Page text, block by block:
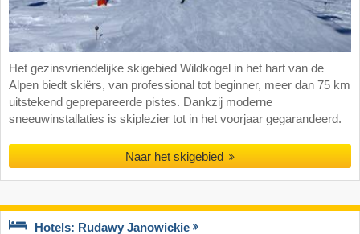
Het gezinsvriendelijke skigebied Wildkogel in het hart van de
Alpen biedt skiërs, van professional tot beginner, meer dan 75 km
uitstekend geprepareerde pistes. Dankzij moderne
sneeuwinstallaties is skiplezier tot in het voorjaar gegarandeerd.
Naar het skigebied
Hotels: Rudawy Janowickie